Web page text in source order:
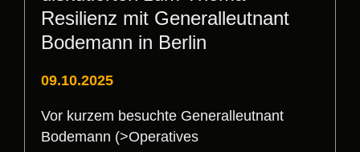
Resilienz mit Generalleutnant
Bodemann in Berlin
09.10.2025
Vor kurzem besuchte Generalleutnant
Bodemann (>Operatives